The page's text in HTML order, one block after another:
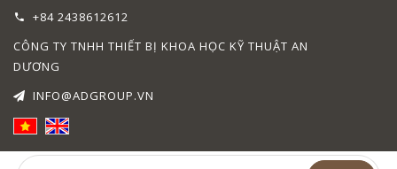
+84 2438612612
CÔNG TY TNHH THIẾT BỊ KHOA HỌC KỸ THUẬT AN
DƯƠNG
INFO@ADGROUP.VN